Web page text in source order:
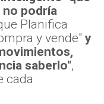
no podría
Planifica
y vende" y
saberlo",
cada